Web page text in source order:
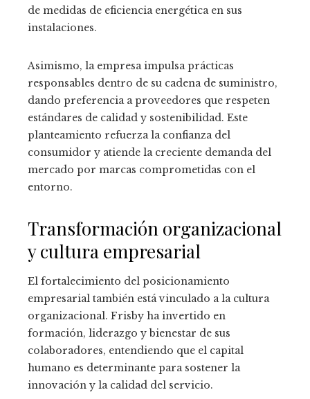
de medidas de eficiencia energética en sus
instalaciones.
Asimismo, la empresa impulsa prácticas
responsables dentro de su cadena de suministro,
dando preferencia a proveedores que respeten
estándares de calidad y sostenibilidad. Este
planteamiento refuerza la confianza del
consumidor y atiende la creciente demanda del
mercado por marcas comprometidas con el
entorno.
Transformación organizacional
y cultura empresarial
El fortalecimiento del posicionamiento
empresarial también está vinculado a la cultura
organizacional. Frisby ha invertido en
formación, liderazgo y bienestar de sus
colaboradores, entendiendo que el capital
humano es determinante para sostener la
innovación y la calidad del servicio.